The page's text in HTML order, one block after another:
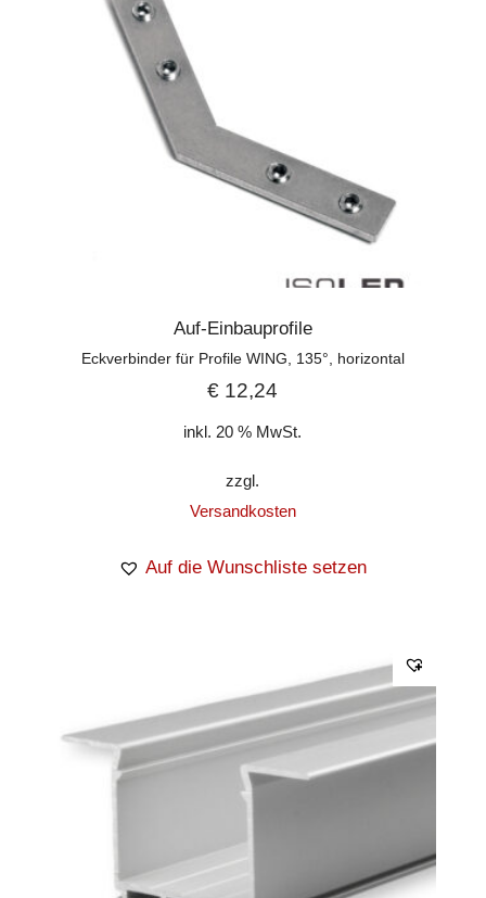
Auf-Einbauprofile
Eckverbinder für Profile WING, 135°, horizontal
€ 12,24
inkl. 20 % MwSt.
zzgl.
Versandkosten
Auf die Wunschliste setzen